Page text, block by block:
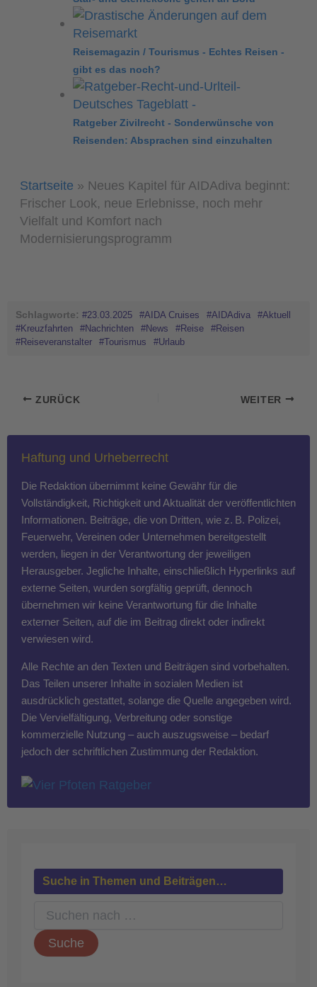
Reisemagazin / Tourismus - Echtes Reisen -
gibt es das noch?
Ratgeber Zivilrecht - Sonderwünsche von
Reisenden: Absprachen sind einzuhalten
Startseite » Neues Kapitel für AIDAdiva beginnt:
Frischer Look, neue Erlebnisse, noch mehr
Vielfalt und Komfort nach
Modernisierungsprogramm
Schlagworte: #23.03.2025 #AIDA Cruises #AIDAdiva
#Aktuell
#Kreuzfahrten
#Nachrichten #News #Reise
#Reisen
#Reiseveranstalter
#Tourismus #Urlaub
ZURÜCK WEITER
Haftung und Urheberrecht
Die Redaktion übernimmt keine Gewähr für die
Vollständigkeit, Richtigkeit und Aktualität der veröffentlichten
Informationen. Beiträge, die von Dritten, wie z. B. Polizei,
Feuerwehr, Vereinen oder Unternehmen bereitgestellt
werden, liegen in der Verantwortung der jeweiligen
Herausgeber. Jegliche Inhalte, einschließlich Hyperlinks auf
externe Seiten, wurden sorgfältig geprüft, dennoch
übernehmen wir keine Verantwortung für die Inhalte
externer Seiten, auf die im Beitrag direkt oder indirekt
verwiesen wird.
Alle Rechte an den Texten und Beiträgen sind vorbehalten.
Das Teilen unserer Inhalte in sozialen Medien ist
ausdrücklich gestattet, solange die Quelle angegeben wird.
Die Vervielfältigung, Verbreitung oder sonstige
kommerzielle Nutzung – auch auszugsweise – bedarf
jedoch der schriftlichen Zustimmung der Redaktion.
Suche in Themen und Beiträgen…
c
h